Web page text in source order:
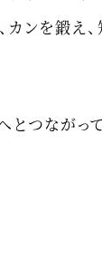
ンを鍛え、
つながって